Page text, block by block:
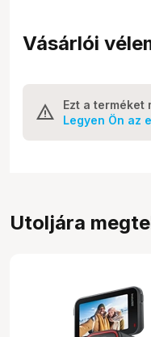
Vásárlói
Ezt a terméket
Legyen Ön az
Utoljára